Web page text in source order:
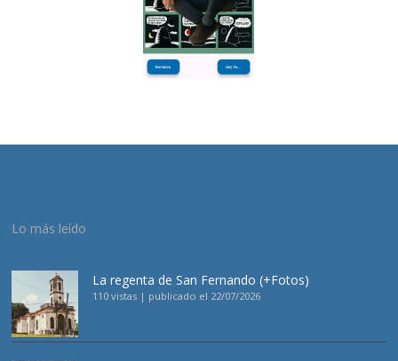
Lo más leído
La regenta de San Fernando (+Fotos)
110 vistas | publicado el 22/07/2026